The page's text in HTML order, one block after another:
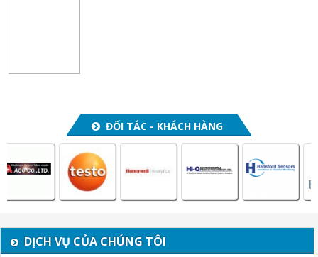
ĐỐI TÁC - KHÁCH HÀNG
DỊCH VỤ CỦA CHÚNG TÔI